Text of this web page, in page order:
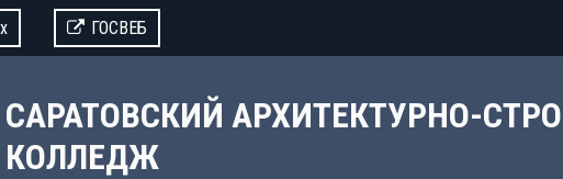
ГОСВЕБ
САРАТОВСКИЙ АРХИТЕКТУРНО-
КОЛЛЕДЖ